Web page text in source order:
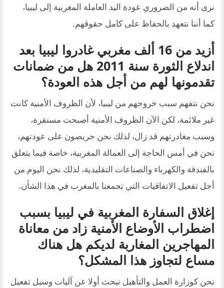
نرى أنه من الضروري عودة اليد العاملة المغربية إلى ليبيا،
كما أننا نتعهد بالحفاظ على كامل حقوقهم.
أزيد من 16 ألف مغربي غادروا ليبيا بعد
اندلاع الثورة سنة 2011 هل من ضمانات
تقدمونها لهم من أجل هذه العودة؟
نحن نتفهم سبب خروجهم من ليبيا، لأن الظروف الأمنية كانت
غير ملائمة، لكن الآن الظروف الأمنية أصبحت مستقرة،
وسبب مغادرتهم قد زال، لذلك نحن حريصون على عودتهم،
نحن في أمس الحاجة إلى العمالة المغربية، خاصة فيما يتعلق
بالفندقة والكهرباء والصناعات التقليدية، لذلك نحن اليوم من
أجل تفعيل الاتفاقيات التي تجمعنا بالمغرب في هذا الشأن.
إغلاق السفارة المغربية في ليبيا بسبب
اضطراب الأوضاع الأمنية زاد من معاناة
المهاجرين المغاربة لديكم هل هناك
مساع لتجاوز هذا المشكل؟
نحن كوزارة العمل والتأهيل نبحث أولا عن آليات وسبل تفعيل